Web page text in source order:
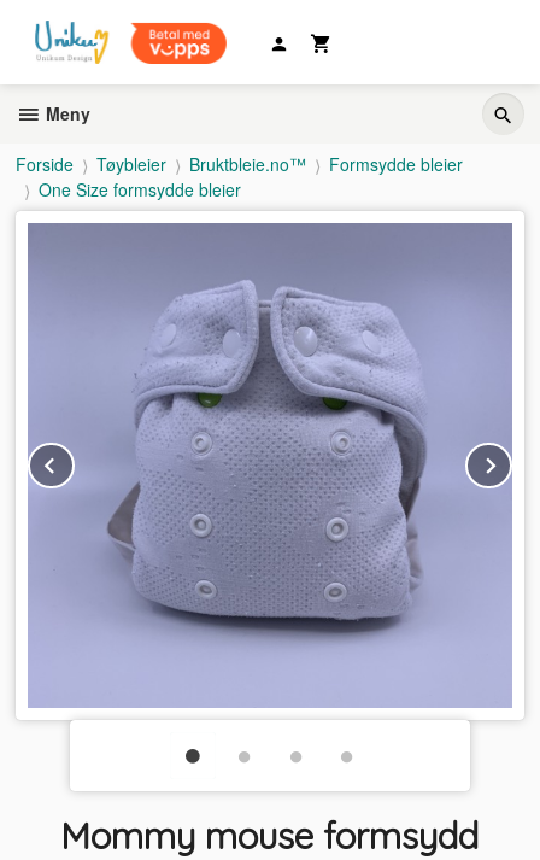
innholdet
Meny
Forside Tøybleier Bruktbleie.no™
Formsydde bleier
One Size formsydde bleier
Prev
Mommy mouse formsydd